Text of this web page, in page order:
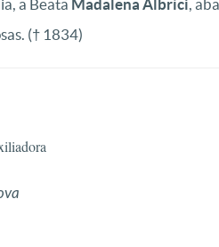
a Beata Madalena Albríci,
(† 1834)